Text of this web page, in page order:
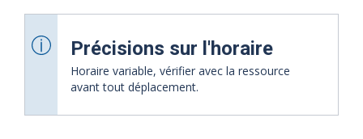
Précisions sur l'horaire
Horaire variable, vérifier avec la ressource
avant tout déplacement.